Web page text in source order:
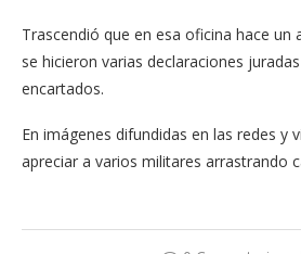
Trascendió que en esa oficina hace un
se hi­cieron varias declaracio­nes
encartados.
En imágenes difundi­das en las redes y
apreciar a varios militares arrastrando